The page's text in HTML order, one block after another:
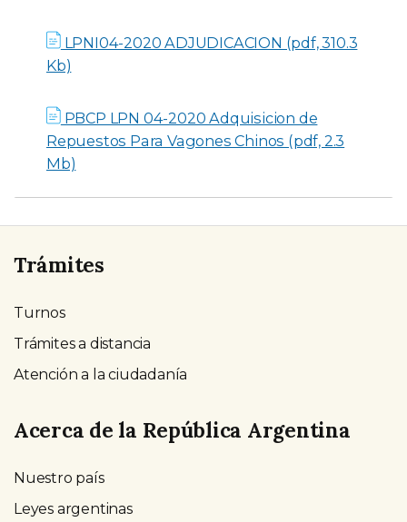
LPNI04-2020 ADJUDICACION (pdf, 310.3
Kb)
PBCP LPN 04-2020 Adquisicion de
Repuestos Para Vagones Chinos (pdf, 2.3
Mb)
Trámites
Turnos
Trámites a distancia
Atención a la ciudadanía
Acerca de la República Argentina
Nuestro país
Leyes argentinas